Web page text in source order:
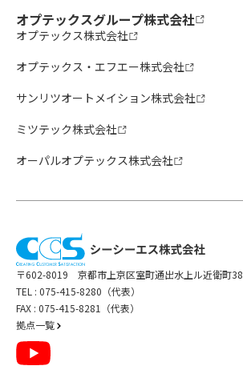
オプテックスグループ株式会社
オプテックス株式会社
オプテックス・エフエー株式会社
サンリツオートメイション株式会社
ミツテック株式会社
オーパルオプテックス株式会社
〒602-8019 京都市上京区室町通出水上ル近衛町38
TEL : 075-415-8280（代表）
FAX : 075-415-8281（代表）
拠点一覧